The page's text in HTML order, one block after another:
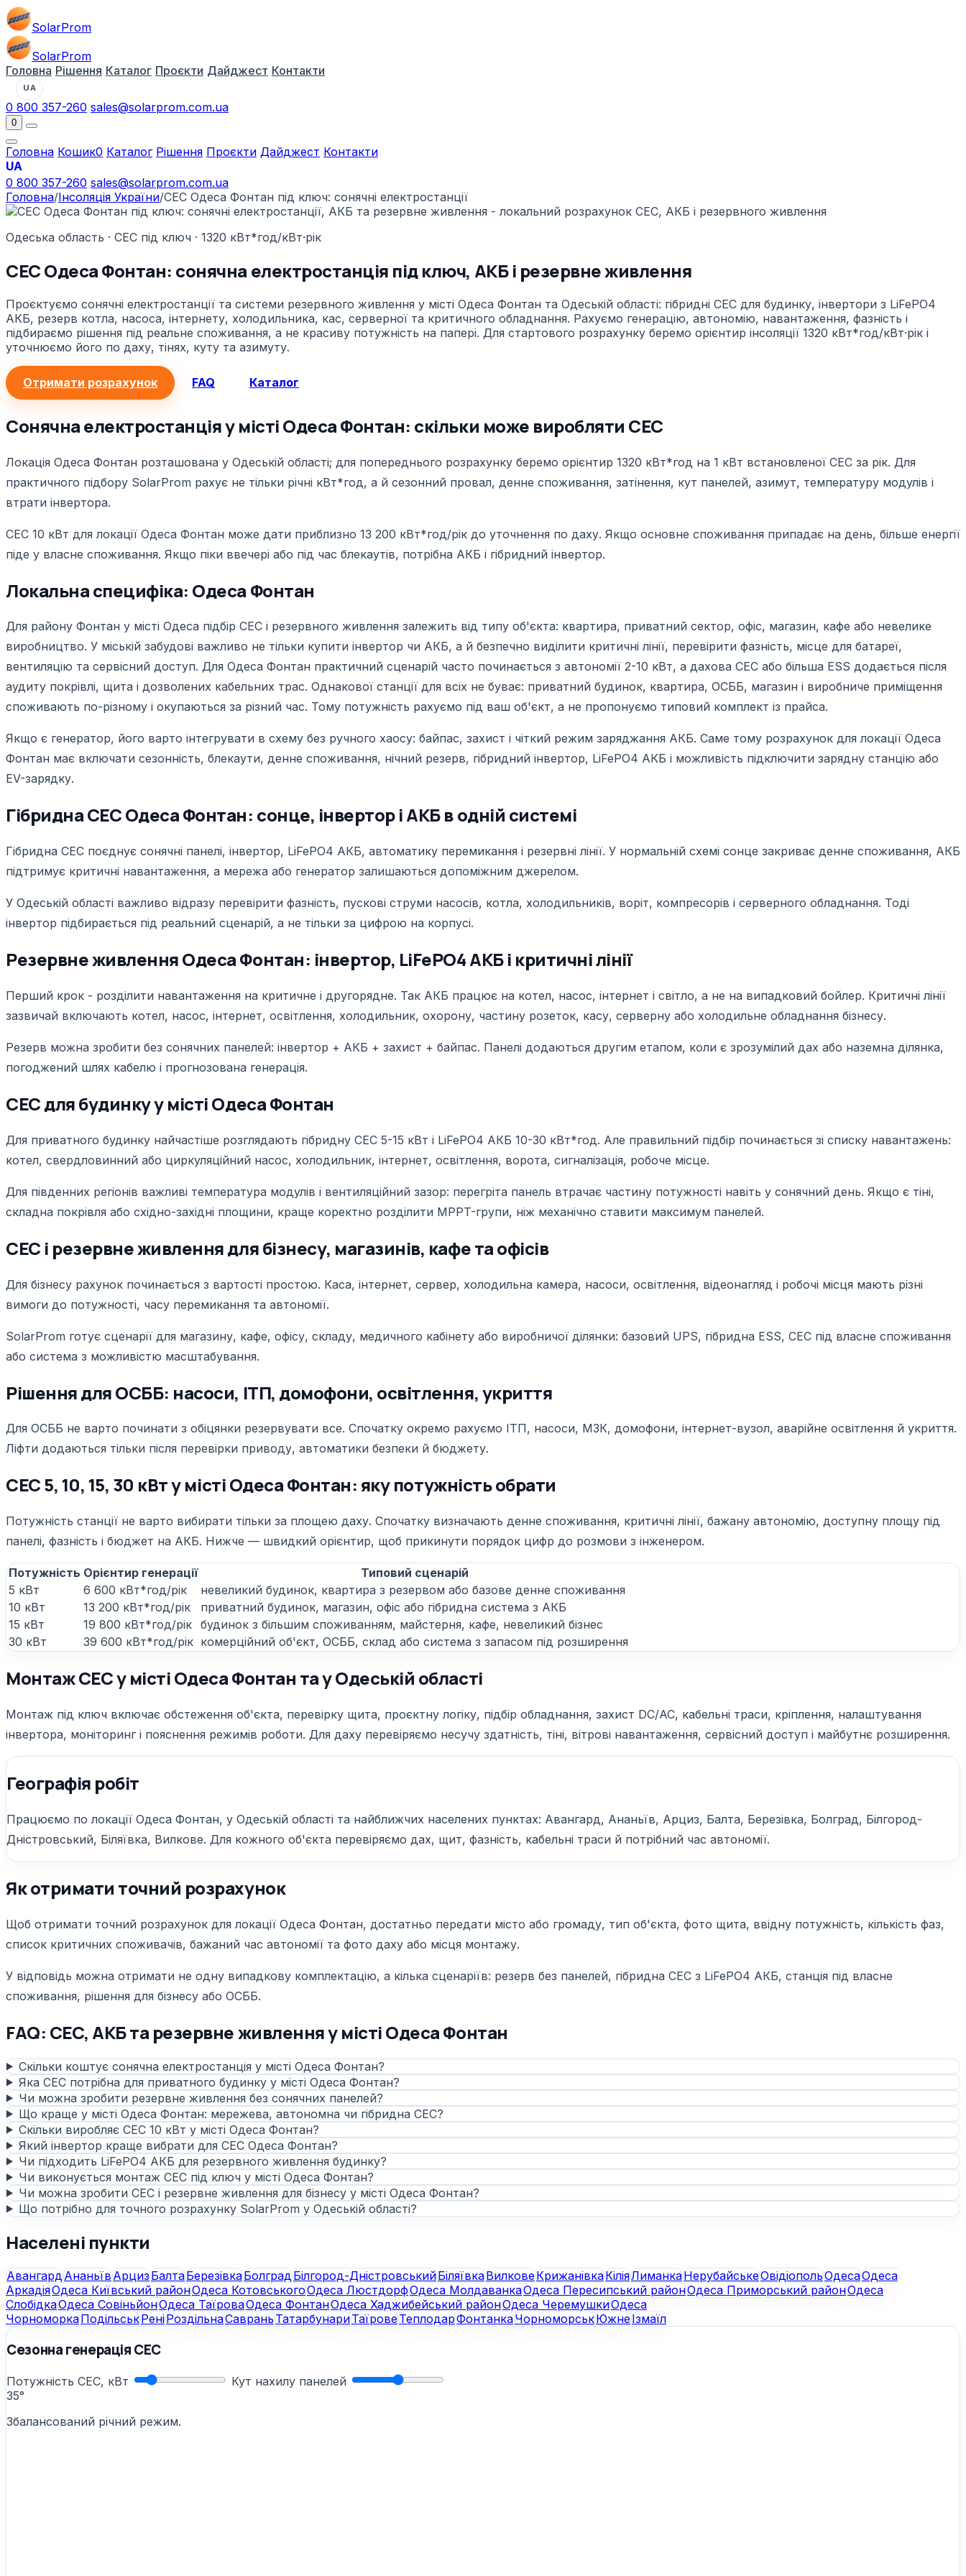
SolarProm
SolarProm
Головна Рішення Каталог Проєкти Дайджест Контакти
UA
0 800 357-260 sales@solarprom.com.ua
0
Головна Кошик0 Каталог Рішення Проєкти Дайджест Контакти
UA
0 800 357-260 sales@solarprom.com.ua
Головна/Інсоляція України/СЕС Одеса Фонтан під ключ: сонячні електростанції
Одеська область · СЕС під ключ · 1320 кВт*год/кВт·рік
СЕС Одеса Фонтан: сонячна електростанція під ключ, АКБ і резервне живлення
Проєктуємо сонячні електростанції та системи резервного живлення у місті Одеса Фонтан та Одеській області: гібридні СЕС для будинку, інвертори з LiFePO4
АКБ, резерв котла, насоса, інтернету, холодильника, кас, серверної та критичного обладнання. Рахуємо генерацію, автономію, навантаження, фазність і
підбираємо рішення під реальне споживання, а не красиву потужність на папері. Для стартового розрахунку беремо орієнтир інсоляції 1320 кВт*год/кВт·рік і
уточнюємо його по даху, тінях, куту та азимуту.
Отримати розрахунок FAQ Каталог
Сонячна електростанція у місті Одеса Фонтан: скільки може виробляти СЕС
Локація Одеса Фонтан розташована у Одеській області; для попереднього розрахунку беремо орієнтир 1320 кВт*год на 1 кВт встановленої СЕС за рік. Для
практичного підбору SolarProm рахує не тільки річні кВт*год, а й сезонний провал, денне споживання, затінення, кут панелей, азимут, температуру модулів і
втрати інвертора.
СЕС 10 кВт для локації Одеса Фонтан може дати приблизно 13 200 кВт*год/рік до уточнення по даху. Якщо основне споживання припадає на день, більше енергії
піде у власне споживання. Якщо піки ввечері або під час блекаутів, потрібна АКБ і гібридний інвертор.
Локальна специфіка: Одеса Фонтан
Для району Фонтан у місті Одеса підбір СЕС і резервного живлення залежить від типу об'єкта: квартира, приватний сектор, офіс, магазин, кафе або невелике
виробництво. У міській забудові важливо не тільки купити інвертор чи АКБ, а й безпечно виділити критичні лінії, перевірити фазність, місце для батареї,
вентиляцію та сервісний доступ. Для Одеса Фонтан практичний сценарій часто починається з автономії 2-10 кВт, а дахова СЕС або більша ESS додається після
аудиту покрівлі, щита і дозволених кабельних трас. Однакової станції для всіх не буває: приватний будинок, квартира, ОСББ, магазин і виробниче приміщення
споживають по-різному і окупаються за різний час. Тому потужність рахуємо під ваш об'єкт, а не пропонуємо типовий комплект із прайса.
Якщо є генератор, його варто інтегрувати в схему без ручного хаосу: байпас, захист і чіткий режим заряджання АКБ. Саме тому розрахунок для локації Одеса
Фонтан має включати сезонність, блекаути, денне споживання, нічний резерв, гібридний інвертор, LiFePO4 АКБ і можливість підключити зарядну станцію або
EV-зарядку.
Гібридна СЕС Одеса Фонтан: сонце, інвертор і АКБ в одній системі
Гібридна СЕС поєднує сонячні панелі, інвертор, LiFePO4 АКБ, автоматику перемикання і резервні лінії. У нормальній схемі сонце закриває денне споживання, АКБ
підтримує критичні навантаження, а мережа або генератор залишаються допоміжним джерелом.
У Одеській області важливо відразу перевірити фазність, пускові струми насосів, котла, холодильників, воріт, компресорів і серверного обладнання. Тоді
інвертор підбирається під реальний сценарій, а не тільки за цифрою на корпусі.
Резервне живлення Одеса Фонтан: інвертор, LiFePO4 АКБ і критичні лінії
Перший крок - розділити навантаження на критичне і другорядне. Так АКБ працює на котел, насос, інтернет і світло, а не на випадковий бойлер. Критичні лінії
зазвичай включають котел, насос, інтернет, освітлення, холодильник, охорону, частину розеток, касу, серверну або холодильне обладнання бізнесу.
Резерв можна зробити без сонячних панелей: інвертор + АКБ + захист + байпас. Панелі додаються другим етапом, коли є зрозумілий дах або наземна ділянка,
погоджений шлях кабелю і прогнозована генерація.
СЕС для будинку у місті Одеса Фонтан
Для приватного будинку найчастіше розглядають гібридну СЕС 5-15 кВт і LiFePO4 АКБ 10-30 кВт*год. Але правильний підбір починається зі списку навантажень:
котел, свердловинний або циркуляційний насос, холодильник, інтернет, освітлення, ворота, сигналізація, робоче місце.
Для південних регіонів важливі температура модулів і вентиляційний зазор: перегріта панель втрачає частину потужності навіть у сонячний день. Якщо є тіні,
складна покрівля або східно-західні площини, краще коректно розділити MPPT-групи, ніж механічно ставити максимум панелей.
СЕС і резервне живлення для бізнесу, магазинів, кафе та офісів
Для бізнесу рахунок починається з вартості простою. Каса, інтернет, сервер, холодильна камера, насоси, освітлення, відеонагляд і робочі місця мають різні
вимоги до потужності, часу перемикання та автономії.
SolarProm готує сценарії для магазину, кафе, офісу, складу, медичного кабінету або виробничої ділянки: базовий UPS, гібридна ESS, СЕС під власне споживання
або система з можливістю масштабування.
Рішення для ОСББ: насоси, ІТП, домофони, освітлення, укриття
Для ОСББ не варто починати з обіцянки резервувати все. Спочатку окремо рахуємо ІТП, насоси, МЗК, домофони, інтернет-вузол, аварійне освітлення й укриття.
Ліфти додаються тільки після перевірки приводу, автоматики безпеки й бюджету.
СЕС 5, 10, 15, 30 кВт у місті Одеса Фонтан: яку потужність обрати
Потужність станції не варто вибирати тільки за площею даху. Спочатку визначають денне споживання, критичні лінії, бажану автономію, доступну площу під
панелі, фазність і бюджет на АКБ. Нижче — швидкий орієнтир, щоб прикинути порядок цифр до розмови з інженером.
Потужність Орієнтир генерації
Типовий сценарій
5 кВт
6 600 кВт*год/рік
невеликий будинок, квартира з резервом або базове денне споживання
10 кВт
13 200 кВт*год/рік
приватний будинок, магазин, офіс або гібридна система з АКБ
15 кВт
19 800 кВт*год/рік будинок з більшим споживанням, майстерня, кафе, невеликий бізнес
30 кВт
39 600 кВт*год/рік комерційний об'єкт, ОСББ, склад або система з запасом під розширення
Монтаж СЕС у місті Одеса Фонтан та у Одеській області
Монтаж під ключ включає обстеження об'єкта, перевірку щита, проєктну логіку, підбір обладнання, захист DC/AC, кабельні траси, кріплення, налаштування
інвертора, моніторинг і пояснення режимів роботи. Для даху перевіряємо несучу здатність, тіні, вітрові навантаження, сервісний доступ і майбутнє розширення.
Географія робіт
Працюємо по локації Одеса Фонтан, у Одеській області та найближчих населених пунктах: Авангард, Ананьїв, Арциз, Балта, Березівка, Болград, Білгород-
Дністровський, Біляївка, Вилкове. Для кожного об'єкта перевіряємо дах, щит, фазність, кабельні траси й потрібний час автономії.
Як отримати точний розрахунок
Щоб отримати точний розрахунок для локації Одеса Фонтан, достатньо передати місто або громаду, тип об'єкта, фото щита, ввідну потужність, кількість фаз,
список критичних споживачів, бажаний час автономії та фото даху або місця монтажу.
У відповідь можна отримати не одну випадкову комплектацію, а кілька сценаріїв: резерв без панелей, гібридна СЕС з LiFePO4 АКБ, станція під власне
споживання, рішення для бізнесу або ОСББ.
FAQ: СЕС, АКБ та резервне живлення у місті Одеса Фонтан
Скільки коштує сонячна електростанція у місті Одеса Фонтан?
Яка СЕС потрібна для приватного будинку у місті Одеса Фонтан?
Чи можна зробити резервне живлення без сонячних панелей?
Що краще у місті Одеса Фонтан: мережева, автономна чи гібридна СЕС?
Скільки виробляє СЕС 10 кВт у місті Одеса Фонтан?
Який інвертор краще вибрати для СЕС Одеса Фонтан?
Чи підходить LiFePO4 АКБ для резервного живлення будинку?
Чи виконується монтаж СЕС під ключ у місті Одеса Фонтан?
Чи можна зробити СЕС і резервне живлення для бізнесу у місті Одеса Фонтан?
Що потрібно для точного розрахунку SolarProm у Одеській області?
Населені пункти
АвангардАнаньївАрцизБалтаБерезівкаБолградБілгород-ДністровськийБіляївкаВилковеКрижанівкаКіліяЛиманкаНерубайськеОвідіопольОдесаОдеса
АркадіяОдеса Київський районОдеса КотовськогоОдеса ЛюстдорфОдеса МолдаванкаОдеса Пересипський районОдеса Приморський районОдеса
СлобідкаОдеса СовіньйонОдеса ТаїроваОдеса ФонтанОдеса Хаджибейський районОдеса ЧеремушкиОдеса
ЧорноморкаПодільськРеніРоздільнаСавраньТатарбунариТаїровеТеплодарФонтанкаЧорноморськЮжнеІзмаїл
Сезонна генерація СЕС
Потужність СЕС, кВт
Кут нахилу панелей
35°
Збалансований річний режим.